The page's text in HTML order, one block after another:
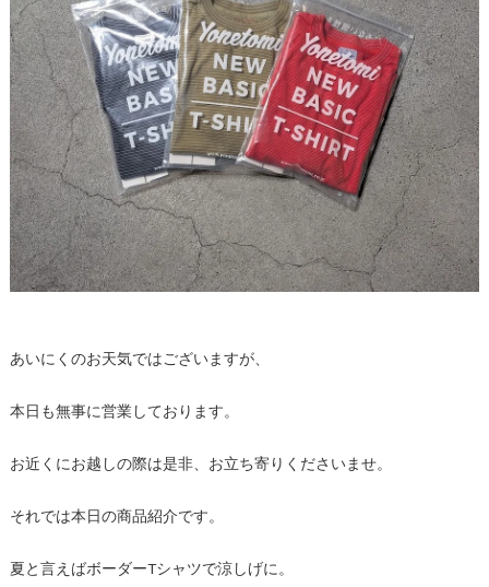
あいにくのお天気ではございますが、
本日も無事に営業しております。
お近くにお越しの際は是非、お立ち寄りくださいませ。
それでは本日の商品紹介です。
夏と言えばボーダーTシャツで涼しげに。